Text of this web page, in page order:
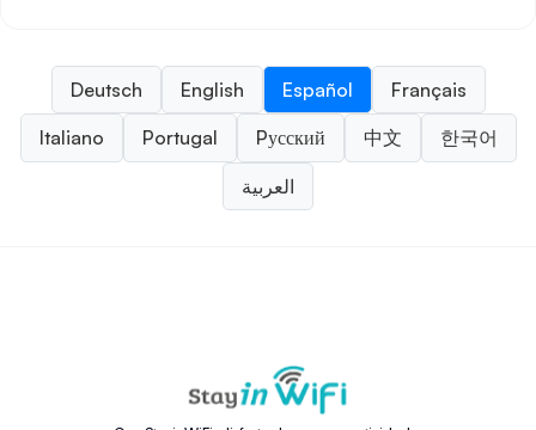
Deutsch English Español
Français
Italiano
Portugal Pусский 中文 한국어
العربية